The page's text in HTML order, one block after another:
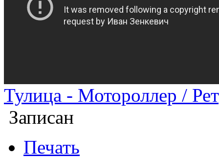
Тулица - Мотороллер /
Записан
Печать